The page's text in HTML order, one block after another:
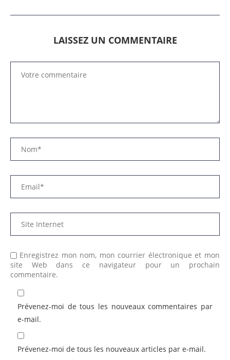
LAISSEZ UN COMMENTAIRE
Enregistrez mon nom, mon courrier électronique et mon
site Web dans ce navigateur pour un prochain
commentaire.
Prévenez-moi de tous les nouveaux commentaires par
e-mail.
Prévenez-moi de tous les nouveaux articles par e-mail.